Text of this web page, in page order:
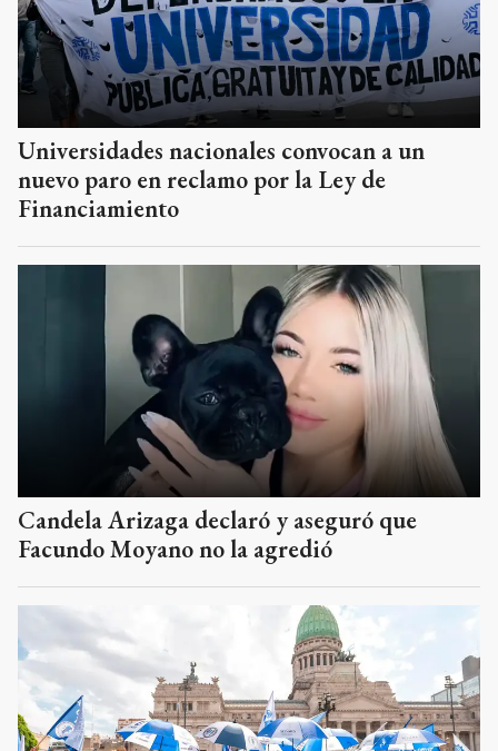
Universidades nacionales convocan a un
nuevo paro en reclamo por la Ley de
Financiamiento
Candela Arizaga declaró y aseguró que
Facundo Moyano no la agredió